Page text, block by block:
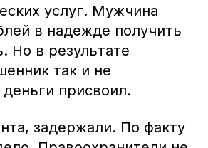
услуг. Мужчина
в надежде получить
Но в результате
так и не
присвоил.
задержали. По факту